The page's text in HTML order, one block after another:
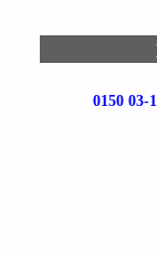
0150 03-